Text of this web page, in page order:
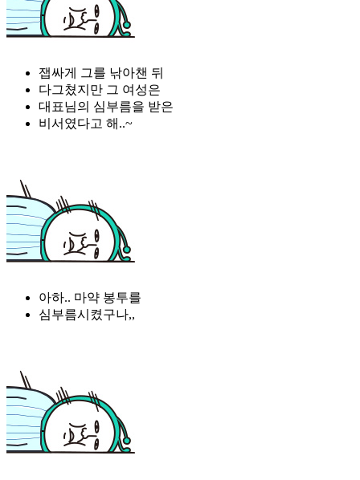
잽싸게 그를 낚아챈 뒤
다그쳤지만 그 여성은
대표님의 심부름을 받은
비서였다고 해..~
아하.. 마약 봉투를
심부름시켰구나,,